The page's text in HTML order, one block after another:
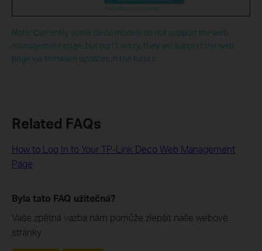
Note: Currently, some Deco models do not support the web
management page, but don’t worry, they will support the web
page via firmware updates in the future.
Related FAQs
How to Log In to Your TP-Link Deco Web Management
Page
Byla tato FAQ užitečná?
Vaše zpětná vazba nám pomůže zlepšit naše webové
stránky